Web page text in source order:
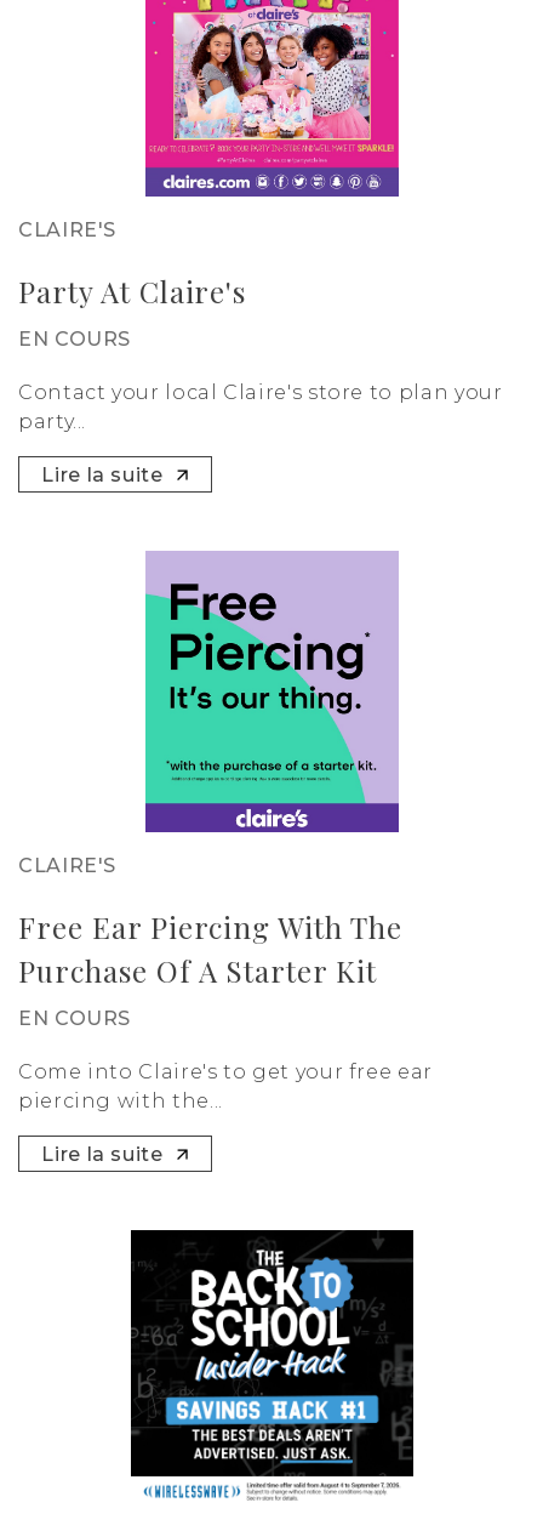
CLAIRE'S
Party At Claire's
EN COURS
Contact your local Claire's store to plan your
party...
Lire la suite
CLAIRE'S
Free Ear Piercing With The
Purchase Of A Starter Kit
EN COURS
Come into Claire's to get your free ear
piercing with the...
Lire la suite